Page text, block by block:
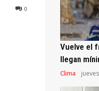
0
Vuelve el
llegan
Clima